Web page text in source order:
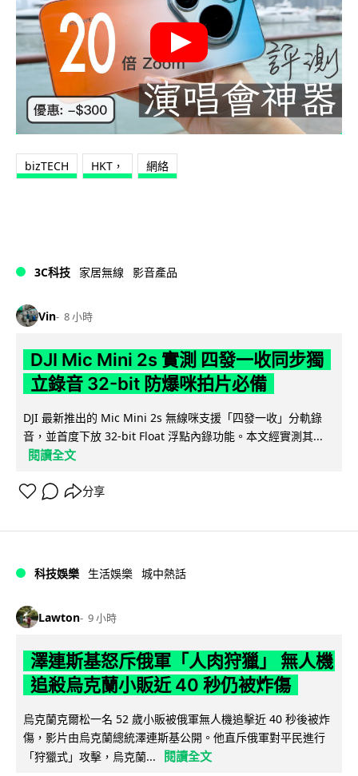
bizTECH HKT， 網絡
3C科技 家居無線 影音產品
Vin 8 小時
DJI Mic Mini 2s 實測 四發一收同步獨
立錄音 32-bit 防爆咪拍片必備
DJI 最新推出的 Mic Mini 2s 無線咪支援「四發一收」分軌錄
音，並首度下放 32-bit Float 浮點內錄功能。本文經實測其...
閱讀全文
分享
科技娛樂 生活娛樂 城中熱話
Lawton 9 小時
澤連斯基怒斥俄軍「人肉狩獵」 無人機
追殺烏克蘭小販近 40 秒仍被炸傷
烏克蘭克爾松一名 52 歲小販被俄軍無人機追擊近 40 秒後被炸
傷，影片由烏克蘭總統澤連斯基公開。他直斥俄軍對平民進行
「狩獵式」攻擊，烏克蘭...
閱讀全文